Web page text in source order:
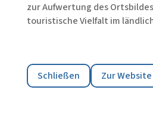
zur Aufwertung des
touristische Vielfalt im
Schließen Zur Website